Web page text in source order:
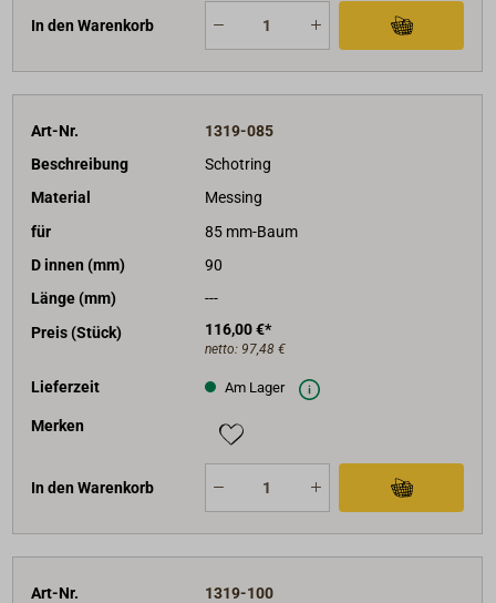
In den Warenkorb
Art-Nr.
1319-085
Beschreibung
Schotring
Material
Messing
für
85 mm-Baum
D innen (mm)
90
Länge (mm)
---
Preis (Stück)
116,00 €*
netto: 97,48 €
Lieferzeit Am Lager
Merken
In den Warenkorb
Art-Nr.
1319-100